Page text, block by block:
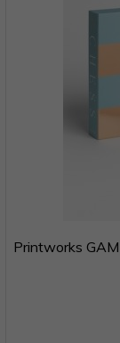
Printworks